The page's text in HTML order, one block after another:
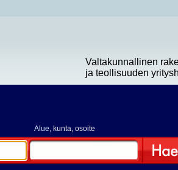
Valtakunnallinen
ja teollisuuden
Alue, kunta, osoite